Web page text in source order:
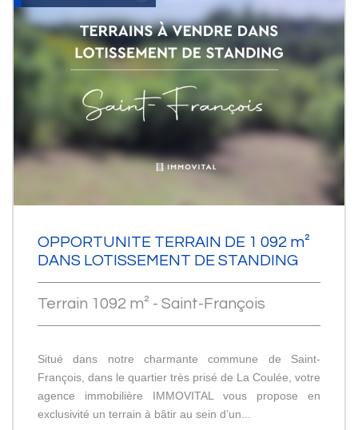
OPPORTUNITE TERRAIN DE 1 092 m²
DANS LOTISSEMENT DE STANDING
Terrain 1092 m² - Saint-François
Situé dans notre charmante commune de Saint-
François, dans le quartier très prisé de La Coulée, votre
agence immobilière IMMOVITAL vous propose en
exclusivité un terrain à bâtir au sein d’un...